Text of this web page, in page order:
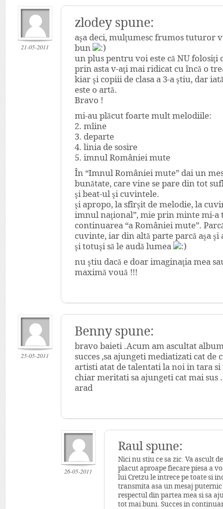
21-05-2011
zlodey spune:
aşa deci, mulţumesc frumos tuturor
bun
un plus pentru voi este că NU folosiţi
prin asta v-aţi mai ridicat cu încă o
kiar şi copiii de clasa a 3-a ştiu, dar
este o artă.
Bravo !
mi-au plăcut foarte mult melodiile:
2. mîine
3. departe
4. linia de sosire
5. imnul României mute
În “Imnul României mute” dai un
bunătate, care vine se pare din tot
şi beat-ul şi cuvintele.
şi apropo, la sfîrşit de melodie, la
imnul naţional”, mie prin minte mi-a
continuarea “a României mute”.
cuvinte, iar din altă parte parcă aşa şi
şi totuşi să le audă lumea
nu ştiu dacă e doar imaginaţia mea
maximă vouă !!!
25-05-2011
Benny spune:
bravo baieti .Acum am ascultat
succes ,sa ajungeti mediatizati cat de
artisti atat de talentati la noi in tara
chiar meritati sa ajungeti cat mai sus
arad
26-05-2011
Raul spune:
Nici nu stiu ce sa zic. Va ascult
placut aproape fiecare piesa a
lui Cretzu le intrece pe toate si
transmita asa un mesaj
respectul din partea mea si sa
tot mai buni. Succes in